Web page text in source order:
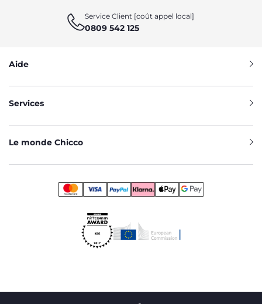
Service Client [coût appel local]
0809 542 125
Aide
Services
Le monde Chicco